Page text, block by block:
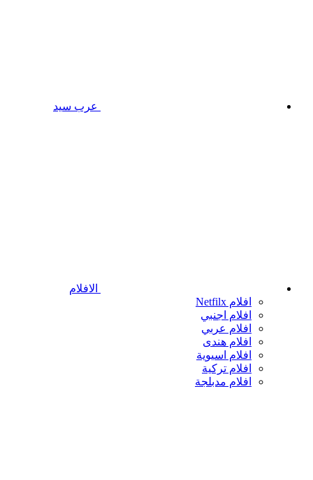
عرب سيد
الافلام
افلام Netfilx
افلام اجنبي
افلام عربي
افلام هندى
افلام اسيوية
افلام تركية
افلام مدبلجة